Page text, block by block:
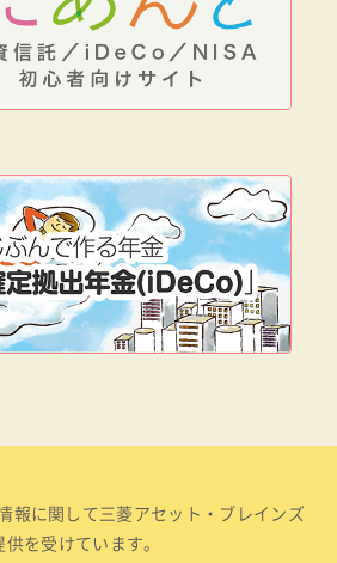
報に関して三菱アセット・ブレインズ
を受けています。